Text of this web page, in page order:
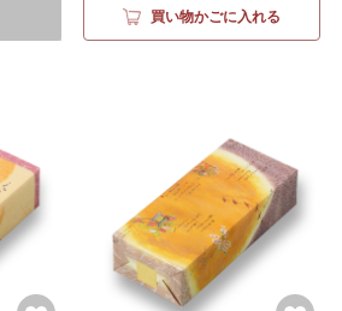
買い物かごに入れる